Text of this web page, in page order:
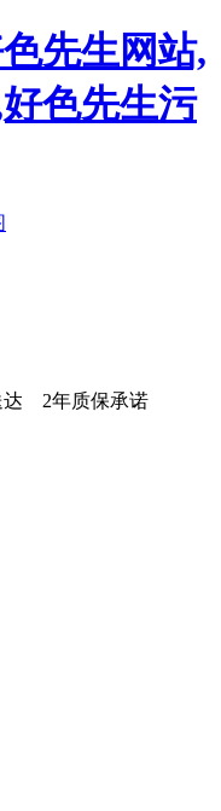
先生网站,
色先生污
达 2年质保承诺